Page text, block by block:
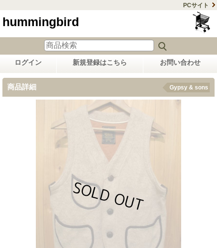
PCサイト
hummingbird
ログイン 新規登録はこちら お問い合わせ
商品詳細 Gypsy & sons